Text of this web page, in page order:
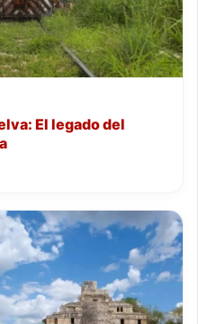
El legado del